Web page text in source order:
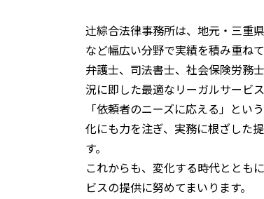
辻󠄀綜合法律事務所は、地元・三重
など幅広い分野で実績を積み重ね
弁護士、司法書士、社会保険労務
況に即した最適なリーガルサービ
「依頼者のニーズに応える」と
化にも力を注ぎ、実務に根ざした
す。
これからも、変化する時代ととも
ビスの提供に努めてまいります。